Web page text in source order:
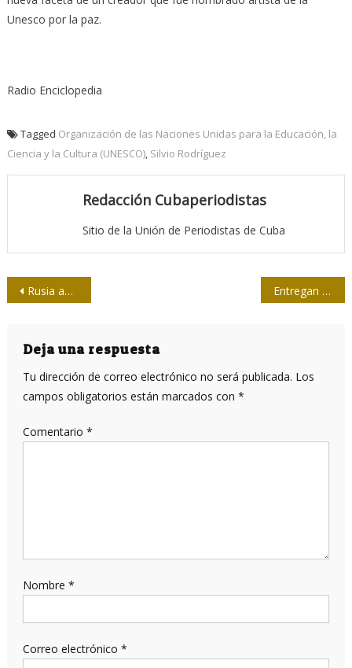
Unesco por la paz.
Radio Enciclopedia
Tagged Organización de las Naciones Unidas para la Educación, la
Ciencia y la Cultura (UNESCO), Silvio Rodríguez
Redacción Cubaperiodistas
Sitio de la Unión de Periodistas de Cuba
Navegación
entradas
Rusia agrega nueve medios de prensa a lista de agentes extranjeros Entregan al colega Orfilio Peláez Premio Nacional de Meteorología
Deja una respuesta
Tu dirección de correo electrónico no será publicada. Los
campos obligatorios están marcados con *
Comentario *
Nombre *
Correo electrónico *